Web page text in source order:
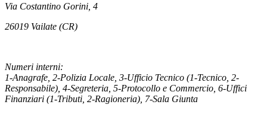
Via Costantino Gorini, 4
26019 Vailate (CR)
Numeri interni:
1-Anagrafe, 2-Polizia Locale, 3-Ufficio Tecnico (1-Tecnico, 2-
Responsabile), 4-Segreteria, 5-Protocollo e Commercio, 6-Uffici
Finanziari (1-Tributi, 2-Ragioneria), 7-Sala Giunta